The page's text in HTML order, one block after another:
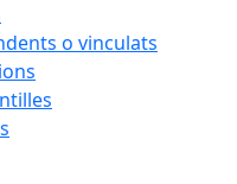
o vinculats